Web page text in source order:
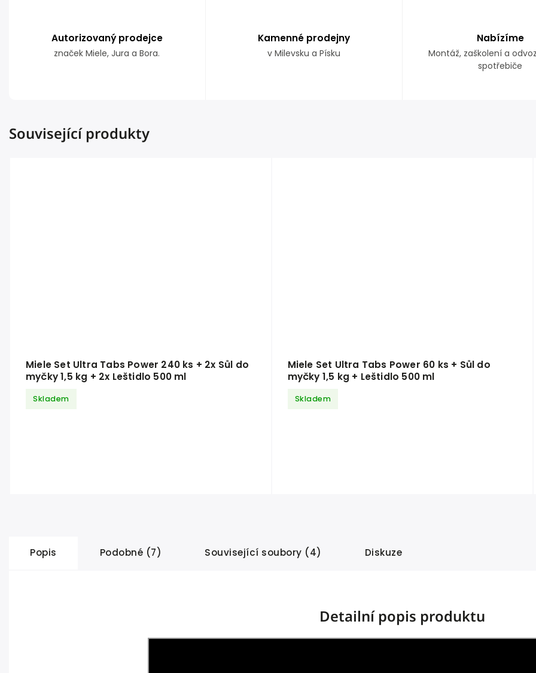
Autorizovaný prodejce
značek Miele, Jura a Bora.
Kamenné prodejny
v Milevsku a Písku
Nabízíme
Montáž, zaškolení a
spotřebiče
Související produkty
Miele Set Ultra Tabs Power 240 ks + 2x Sůl do
myčky 1,5 kg + 2x Leštidlo 500 ml
Skladem
Miele Set Ultra Tabs Power 60 ks + Sůl do
myčky 1,5 kg + Leštidlo 500 ml
Skladem
Popis Podobné (7) Související soubory (4) Diskuze
Detailní popis produktu